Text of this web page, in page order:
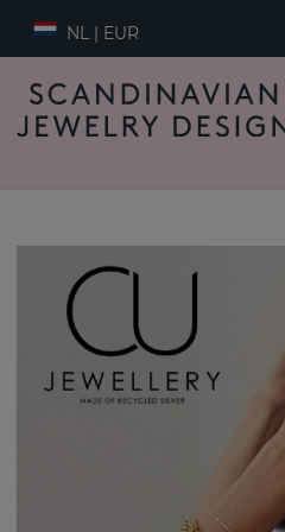
NL | EUR